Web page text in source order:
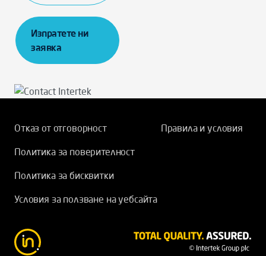
Изпратете ни
заявка
Отказ от отговорност
Правила и условия
Политика за поверителност
Политика за бисквитки
Условия за ползване на уебсайта